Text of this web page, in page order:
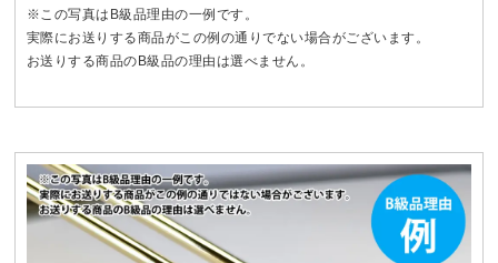
※この写真はB級品理由の一例です。
実際にお送りする商品がこの例の通りでない場合がございます。
お送りする商品のB級品の理由は選べません。